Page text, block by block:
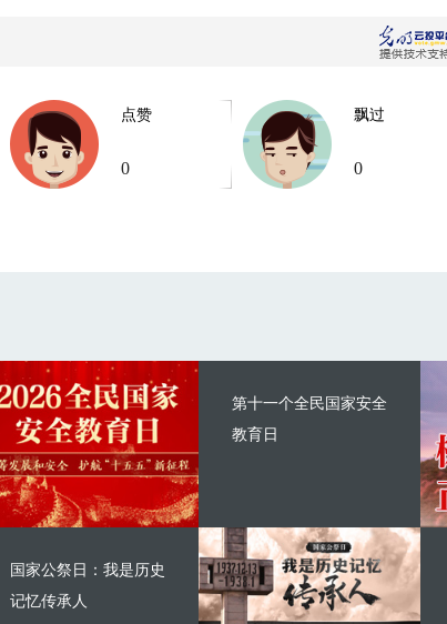
点赞
0
飘过
0
第十一个全民国家安全
教育日
国家公祭日：我是历史
记忆传承人